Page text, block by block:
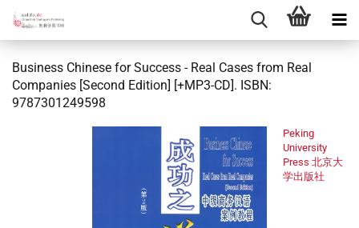
Business Chinese for Success - Real Cases from Real
Companies [Second Edition] [+MP3-CD]. ISBN:
9787301249598
Peking
University
Press 北京大
学出版社